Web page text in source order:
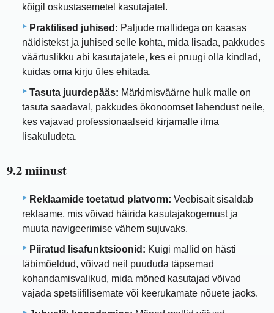
kõigil oskustasemetel kasutajatel.
Praktilised juhised: Paljude mallidega on kaasas
näidistekst ja juhised selle kohta, mida lisada, pakkudes
väärtuslikku abi kasutajatele, kes ei pruugi olla kindlad,
kuidas oma kirju üles ehitada.
Tasuta juurdepääs: Märkimisväärne hulk malle on
tasuta saadaval, pakkudes ökonoomset lahendust neile,
kes vajavad professionaalseid kirjamalle ilma
lisakuludeta.
9.2 miinust
Reklaamide toetatud platvorm: Veebisait sisaldab
reklaame, mis võivad häirida kasutajakogemust ja
muuta navigeerimise vähem sujuvaks.
Piiratud lisafunktsioonid: Kuigi mallid on hästi
läbimõeldud, võivad neil puududa täpsemad
kohandamisvalikud, mida mõned kasutajad võivad
vajada spetsiifilisemate või keerukamate nõuete jaoks.